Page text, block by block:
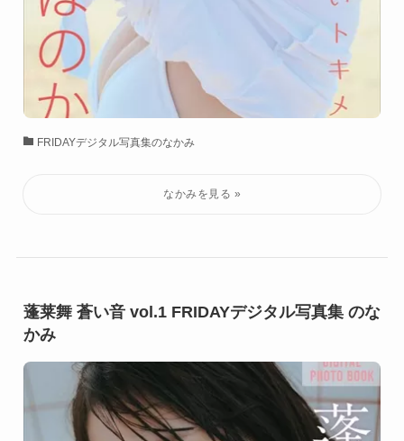
FRIDAYデジタル写真集のなかみ
蓬莱舞 蒼い音 vol.1 FRIDAYデジタル写真集 のな
かみ